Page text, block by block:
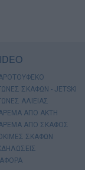
ΣΚΑΦΩΝ - JETSKI
ΑΛΙΕΙΑΣ
ΑΠΟ ΑΚΤΗ
ΑΠΟ ΣΚΑΦΟΣ
ΣΚΑΦΩΝ